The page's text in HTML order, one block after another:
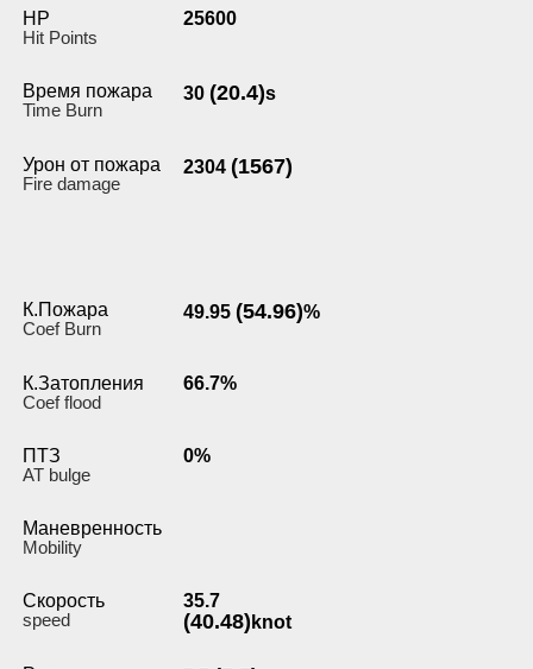
HP
Hit Points
25600
Время пожара
Time Burn
30 (20.4)s
Урон от пожара
Fire damage
2304 (1567)
К.Пожара
Coef Burn
49.95 (54.96)%
К.Затопления
Coef flood
66.7%
ПТЗ
AT bulge
0%
Маневренность
Мobility
Скорость
speed
35.7
(40.48) knot